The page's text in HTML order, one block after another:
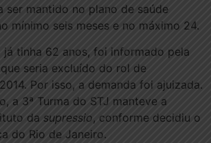
ser mantido no plano de saúde
mínimo seis meses e no máximo 24.
já tinha 62 anos, foi informado pela
seria excluído do rol de
Por isso, a demanda foi ajuizada.
a 3ª Turma do STJ manteve a
da supressio, conforme decidiu o
do Rio de Janeiro.